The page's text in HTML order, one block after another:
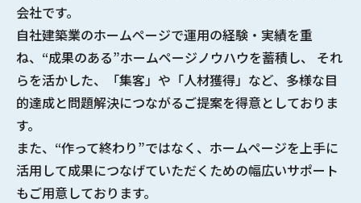
会社です。
自社建築業のホームページで運用の経験・実績を重
ね、 “成果のある”ホームページノウハウを蓄積し、 それ
らを活かした、「集客」や「人材獲得」など、多様な目
的達成と問題解決につながるご提案を得意としておりま
す。
また、“作って終わり”ではなく、ホームページを上手に
活用して成果につなげていただくための幅広いサポート
もご用意しております。